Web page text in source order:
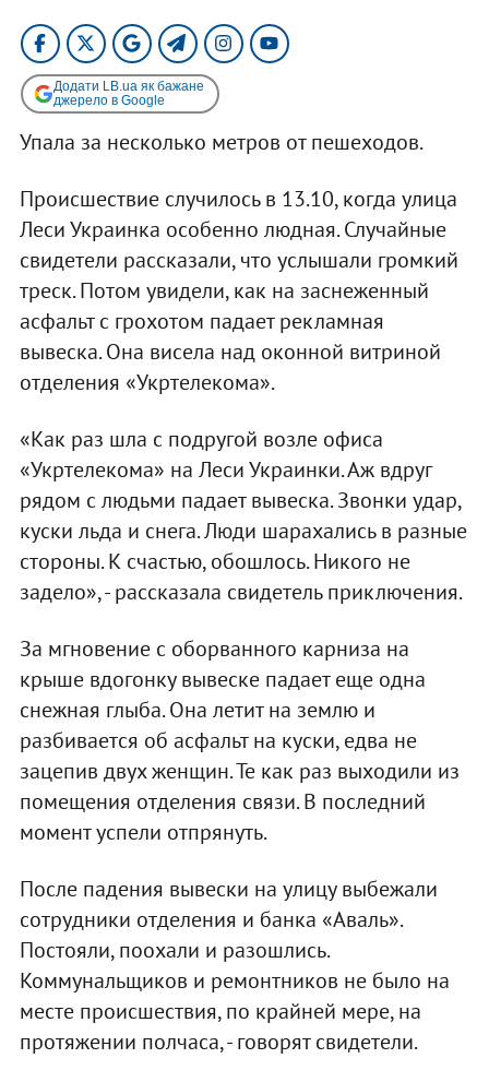
Додати LB.ua як бажане
джерело в Google
Упала за несколько метров от пешеходов.
Происшествие случилось в 13.10, когда улица
Леси Украинка особенно людная. Случайные
свидетели рассказали, что услышали громкий
треск. Потом увидели, как на заснеженный
асфальт с грохотом падает рекламная
вывеска. Она висела над оконной витриной
отделения «Укртелекома».
«Как раз шла с подругой возле офиса
«Укртелекома» на Леси Украинки. Аж вдруг
рядом с людьми падает вывеска. Звонки удар,
куски льда и снега. Люди шарахались в разные
стороны. К счастью, обошлось. Никого не
задело», - рассказала свидетель приключения.
За мгновение с оборванного карниза на
крыше вдогонку вывеске падает еще одна
снежная глыба. Она летит на землю и
разбивается об асфальт на куски, едва не
зацепив двух женщин. Те как раз выходили из
помещения отделения связи. В последний
момент успели отпрянуть.
После падения вывески на улицу выбежали
сотрудники отделения и банка «Аваль».
Постояли, поохали и разошлись.
Коммунальщиков и ремонтников не было на
месте происшествия, по крайней мере, на
протяжении полчаса, - говорят свидетели.